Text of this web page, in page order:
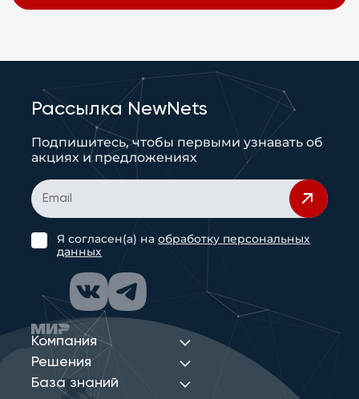
Компания
Решения
База знаний
Рассылка NewNets
Подпишитесь, чтобы первыми узнавать об
акциях и предложениях
Я согласен(а) наобработку персональных
данных